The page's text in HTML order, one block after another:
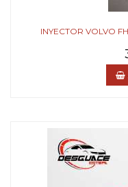
INYECTOR VOLVO